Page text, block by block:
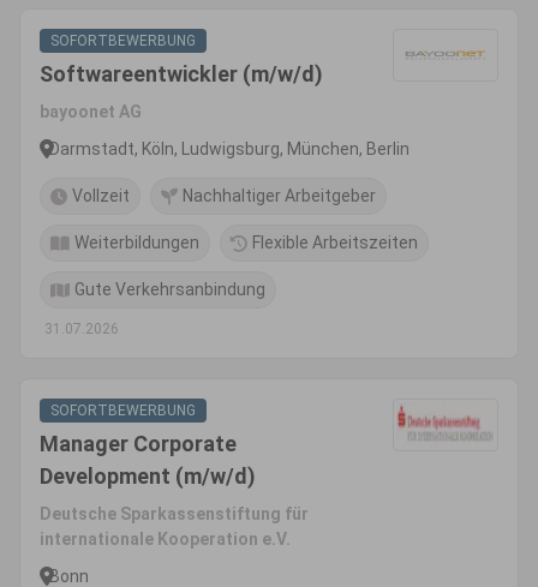
SOFORTBEWERBUNG
Softwareentwickler (m/w/d)
bayoonet AG
Darmstadt, Köln, Ludwigsburg, München, Berlin
Vollzeit Nachhaltiger Arbeitgeber
Weiterbildungen Flexible Arbeitszeiten
Gute Verkehrsanbindung
31.07.2026
SOFORTBEWERBUNG
Manager Corporate
Development (m/w/d)
Deutsche Sparkassenstiftung für
internationale Kooperation e.V.
Bonn